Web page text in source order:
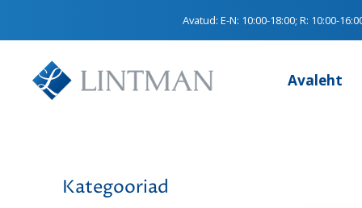
Avatud:E-N: 10:00-18:00; R: 10:00-
Avaleht
Kategooriad